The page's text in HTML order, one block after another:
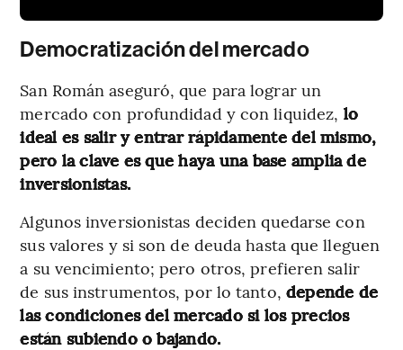
Democratización del mercado
San Román aseguró, que para lograr un
mercado con profundidad y con liquidez, lo
ideal es salir y entrar rápidamente del mismo,
pero la clave es que haya una base amplia de
inversionistas.
Algunos inversionistas deciden quedarse con
sus valores y si son de deuda hasta que lleguen
a su vencimiento; pero otros, prefieren salir
de sus instrumentos, por lo tanto, depende de
las condiciones del mercado si los precios
están subiendo o bajando.